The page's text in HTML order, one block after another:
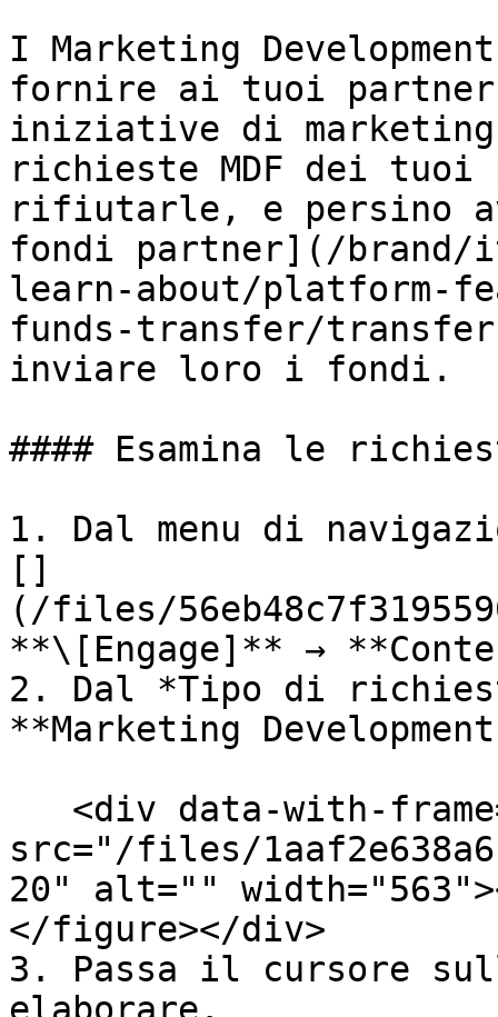
I Marketing
fornire ai tuoi
iniziative di
richieste MDF dei tuoi
rifiutarle, e persino
fondi partner](/brand/
learn-about/platform-
funds-transfer/
inviare loro i fondi.
#### Esamina le
1. Dal menu di
[]
(/files/
**\[Engage]** →
2. Dal *Tipo di
**Marketing
src="/files/
20" alt=""
</figure></div>
3. Passa il cursore